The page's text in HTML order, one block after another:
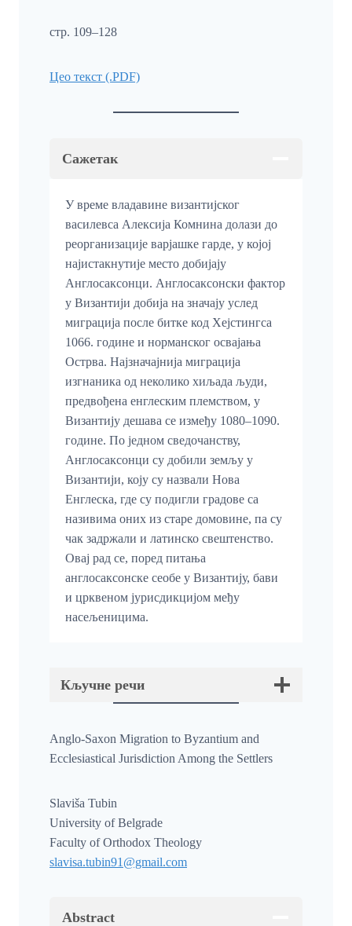
стр. 109–128
Цео текст (.PDF)
Сажетак
У време владавине византијског
василевса Алексија Комнина долази до
реорганизације варјашке гарде, у којој
најистакнутије место добијају
Англосаксонци. Англосаксонски фактор
у Византији добија на значају услед
миграција после битке код Хејстингса
1066. године и норманског освајања
Острва. Најзначајнија миграција
изгнаника од неколико хиљада људи,
предвођена енглеским племством, у
Византију дешава се између 1080–1090.
године. По једном сведочанству,
Англосаксонци су добили земљу у
Византији, коју су назвали Нова
Енглеска, где су подигли градове са
називима оних из старе домовине, па су
чак задржали и латинско свештенство.
Овај рад се, поред питања
англосаксонске сеобе у Византију, бави
и црквеном јурисдикцијом међу
насељеницима.
Кључне речи
Anglo-Saxon Migration to Byzantium and
Ecclesiastical Jurisdiction Among the Settlers
Slaviša Tubin
University of Belgrade
Faculty of Orthodox Theology
slavisa.tubin91@gmail.com
Abstract